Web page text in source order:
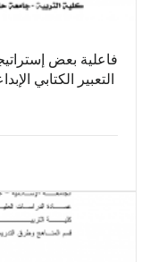
فاعلية بعض
التعبير الكتابي